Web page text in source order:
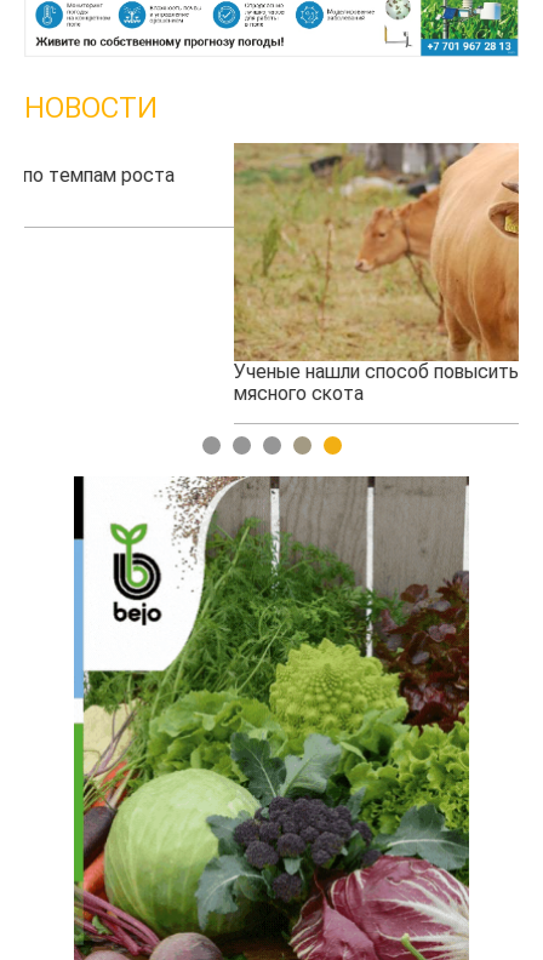
НОВОСТИ
Ученые нашли способ повысить продуктивность
1 2 3 4 5